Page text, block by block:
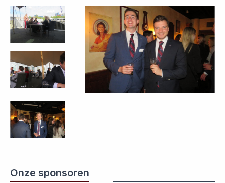
Onze sponsoren